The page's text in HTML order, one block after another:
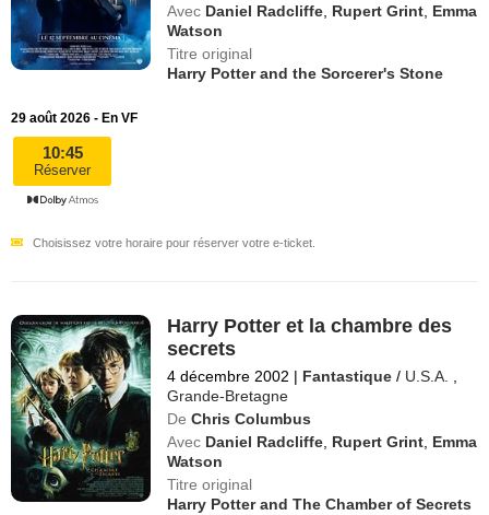
Avec Daniel Radcliffe Rupert Grint Emma
Watson
Titre original
Harry Potter and the Sorcerer's Stone
29 août 2026 - En VF
10:45
Réserver
Choisissez votre horaire pour réserver votre e-ticket.
Harry Potter et la chambre des
secrets
4 décembre 2002 | Fantastique / U.S.A.
Grande-Bretagne
De Chris Columbus
Avec Daniel Radcliffe Rupert Grint Emma
Watson
Titre original
Harry Potter and The Chamber of Secrets